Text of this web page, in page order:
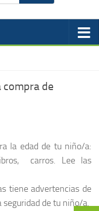
compra de
la edad de tu niño/a:
carros. Lee las
tiene advertencias de
de tu niño/a.